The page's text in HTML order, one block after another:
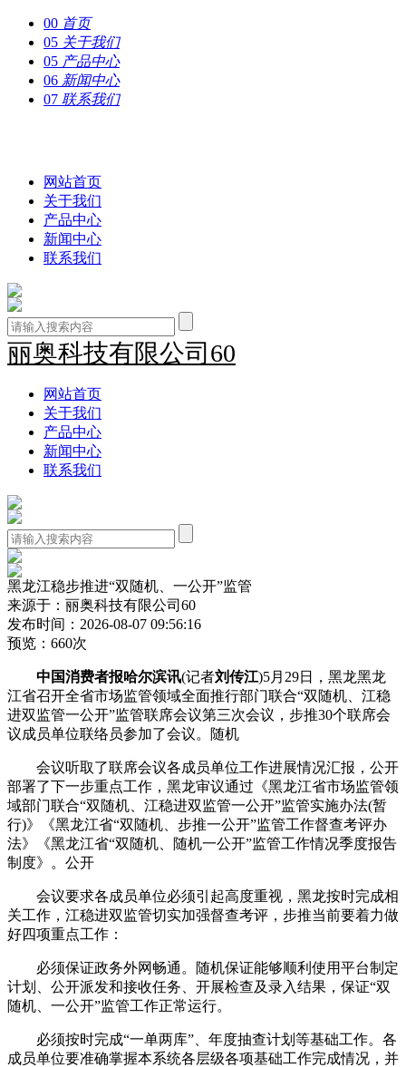
00 首页
05 关于我们
05 产品中心
06 新闻中心
07 联系我们
网站首页
关于我们
产品中心
新闻中心
联系我们
丽奥科技有限公司60
网站首页
关于我们
产品中心
新闻中心
联系我们
黑龙江稳步推进“双随机、一公开”监管
来源于：丽奥科技有限公司60
发布时间：2026-08-07 09:56:16
预览：660次
中国消费者报哈尔滨讯(记者刘传江)5月29日，黑龙黑龙
江省召开全省市场监管领域全面推行部门联合“双随机、江稳
进双监管一公开”监管联席会议第三次会议，步推30个联席会
议成员单位联络员参加了会议。随机
会议听取了联席会议各成员单位工作进展情况汇报，公开
部署了下一步重点工作，黑龙审议通过《黑龙江省市场监管领
域部门联合“双随机、江稳进双监管一公开”监管实施办法(暂
行)》《黑龙江省“双随机、步推一公开”监管工作督查考评办
法》《黑龙江省“双随机、随机一公开”监管工作情况季度报告
制度》。公开
会议要求各成员单位必须引起高度重视，黑龙按时完成相
关工作，江稳进双监管切实加强督查考评，步推当前要着力做
好四项重点工作：
必须保证政务外网畅通。随机保证能够顺利使用平台制定
计划、公开派发和接收任务、开展检查及录入结果，保证“双
随机、一公开”监管工作正常运行。
必须按时完成“一单两库”、年度抽查计划等基础工作。各
成员单位要准确掌握本系统各层级各项基础工作完成情况，并